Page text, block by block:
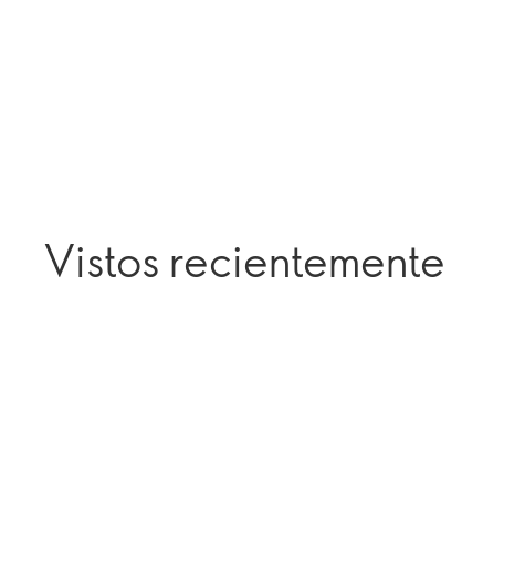
Vistos recientemente